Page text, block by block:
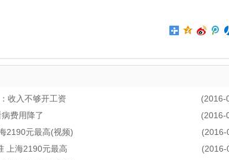
(2016-
收入不够开工资
(2016-
费用降了
(2016-
2190元最高(视频)
(2016-
上海2190元最高